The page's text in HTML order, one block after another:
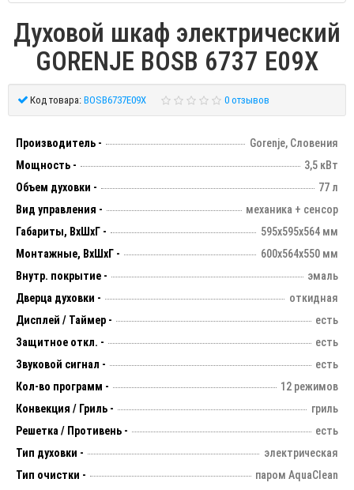
Духовой шкаф электрический
GORENJE BOSB 6737 E09X
Код товара: BOSB6737E09X 0 отзывов
Производитель -
Gorenje, Словения
Мощность -
3,5 кВт
Объем духовки -
77 л
Вид управления -
механика + сенсор
Габариты, ВхШхГ -
595х595х564 мм
Монтажные, ВхШхГ -
600х564х550 мм
Внутр. покрытие -
эмаль
Дверца духовки -
откидная
Дисплей / Таймер -
есть
Защитное откл. -
есть
Звуковой сигнал -
есть
Кол-во программ -
12 режимов
Конвекция / Гриль -
гриль
Решетка / Противень -
есть
Тип духовки -
электрическая
Тип очистки -
паром AquaClean